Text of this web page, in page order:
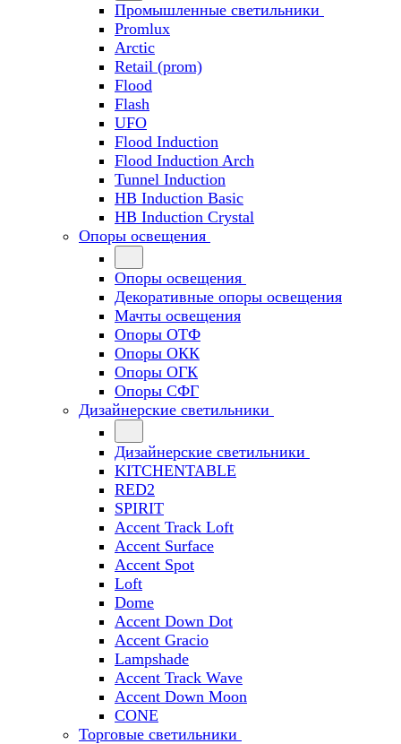
Промышленные светильники
Promlux
Arctic
Retail (prom)
Flood
Flash
UFO
Flood Induction
Flood Induction Arch
Tunnel Induction
HB Induction Basic
HB Induction Crystal
Опоры освещения
Опоры освещения
Декоративные опоры освещения
Мачты освещения
Опоры ОТФ
Опоры ОКК
Опоры ОГК
Опоры СФГ
Дизайнерские светильники
Дизайнерские светильники
KITCHENTABLE
RED2
SPIRIT
Accent Track Loft
Accent Surface
Accent Spot
Loft
Dome
Accent Down Dot
Accent Gracio
Lampshade
Accent Track Wave
Accent Down Moon
CONE
Торговые светильники